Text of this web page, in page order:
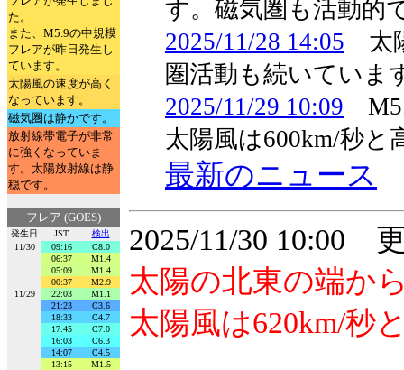
た。
また、M5.9の中規模
フレアが昨日発生し
ています。
太陽風の速度が高く
なっています。
磁気圏は静かです。
放射線帯電子が非常
に強くなっていま
す。太陽放射線は静
穏です。
フレア (GOES)
発生日 JST
検出
11/30
09:16
C8.0
06:37
M1.4
05:09
M1.4
00:37
M2.9
11/29
22:03
M1.1
21:23
C3.6
18:33
C4.7
17:45
C7.0
16:03
C6.3
14:07
C4.5
13:15
M1.5
す。磁気圏も活動的
2025/11/28 14:05 太
圏活動も続いていま
2025/11/29 10:09
太陽風は600km/秒と
最新のニュース
2025/11/30 10:00
太陽の北東の端か
太陽風は620km/秒